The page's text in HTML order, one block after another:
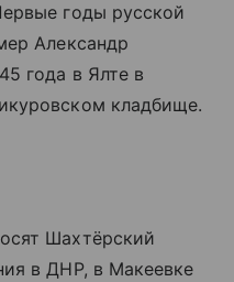
годы русской
Александр
года в Ялте в
кладбище.
Шахтёрский
в ДНР, в Макеевке